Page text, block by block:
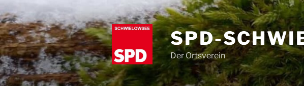
Inhalt
springen
SPD-
Der Ortsverein